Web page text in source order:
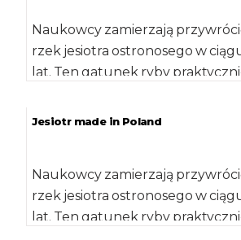
Naukowcy zamierzają
rzek jesiotra ostronosego w
lat. Ten gatunek ryby
Jesiotr made in Poland
Naukowcy zamierzają
rzek jesiotra ostronosego w
lat. Ten gatunek ryby